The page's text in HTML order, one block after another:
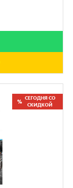
СЕГОДНЯ СО
СКИДКОЙ